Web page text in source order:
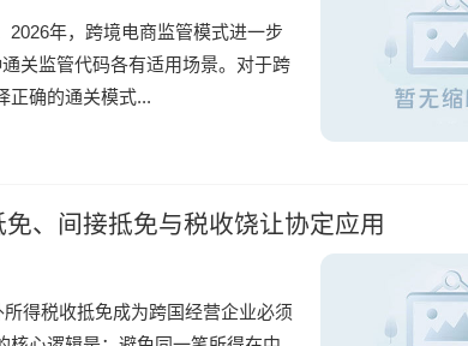
2026年，跨境电商监管模式进一步
关监管代码各有适用场景。对于跨
正确的通关模式...
、间接抵免与税收饶让协定应用
得税收抵免成为跨国经营企业必须